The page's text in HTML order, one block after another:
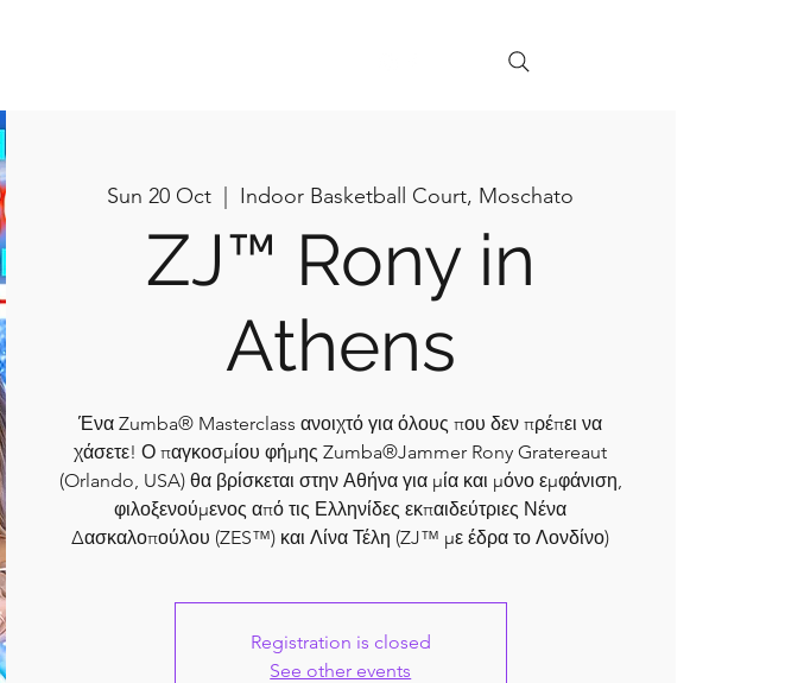
Sun 20 Oct Indoor Basketball Court, Moschato
ZJ™ Rony in
Athens
Ένα Zumba® Masterclass ανοιχτό για όλους που δεν πρέπει να
χάσετε! Ο παγκοσμίου φήμης Zumba®Jammer Rony Gratereaut
(Orlando, USA) θα βρίσκεται στην Αθήνα για μία και μόνο εμφάνιση,
φιλοξενούμενος από τις Ελληνίδες εκπαιδεύτριες Νένα
Δασκαλοπούλου (ZES™) και Λίνα Τέλη (ZJ™ με έδρα το Λονδίνο)
Registration is closed
See other events